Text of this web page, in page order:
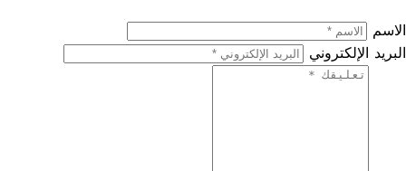
الاسم
البريد الإلكتروني